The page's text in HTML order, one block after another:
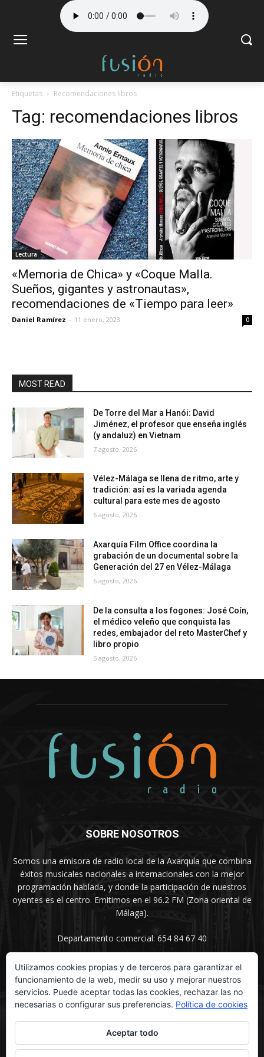
Etiquetas Recomendaciones libros
Tag: recomendaciones libros
Lectura
«Memoria de Chica» y «Coque Malla.
Sueños, gigantes y astronautas»,
recomendaciones de «Tiempo para leer»
Daniel Ramírez - 11 enero, 2023 0
MOST READ
De Torre del Mar a Hanói: David
Jiménez, el profesor que enseña inglés
(y andaluz) en Vietnam
7 agosto, 2026
Vélez-Málaga se llena de ritmo, arte y
tradición: así es la variada agenda
cultural para este mes de agosto
6 agosto, 2026
Axarquía Film Office coordina la
grabación de un documental sobre la
Generación del 27 en Vélez-Málaga
6 agosto, 2026
De la consulta a los fogones: José Coín,
el médico veleño que conquista las
redes, embajador del reto MasterChef y
libro propio
5 agosto, 2026
SOBRE NOSOTROS
Somos una emisora de radio local de la Axarquía que combina
éxitos musicales nacionales a internacionales con la mejor
programación hablada, y donde la participación de nuestros
oyentes es el centro. Emitimos en el 96.2 FM (Zona oriental de
Málaga).
Departamento comercial: 654 84 67 40
SÍGUENOS
Utilizamos cookies propias y de terceros para garantizar el
funcionamiento de la web, medir su uso y mejorar nuestros
servicios. Puede aceptar todas las cookies, rechazar las no
necesarias o configurar sus preferencias. Política de cookies
Aceptar todo